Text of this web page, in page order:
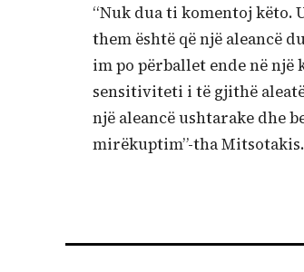
“Nuk dua ti komentoj këto.
them është që një aleancë
im po përballet ende në
sensitiviteti i të gjithë
një aleancë ushtarake dhe
mirëkuptim”-tha Mitsotakis.